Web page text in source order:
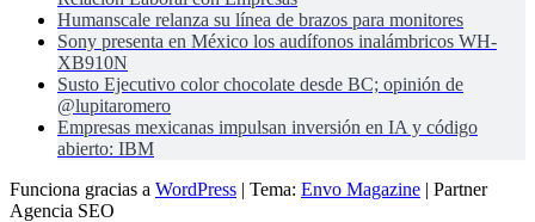
Humanscale relanza su línea de brazos para monitores
Sony presenta en México los audífonos inalámbricos WH-
XB910N
Susto Ejecutivo color chocolate desde BC; opinión de
@lupitaromero
Empresas mexicanas impulsan inversión en IA y código
abierto: IBM
Funciona gracias a WordPress | Tema: Envo Magazine | Partner
Agencia SEO